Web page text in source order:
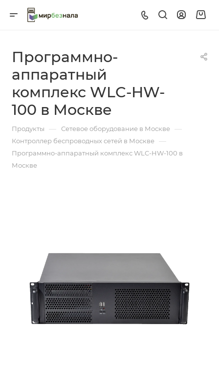
Программно-
аппаратный
комплекс WLC-HW-
100 в Москве
Продукты — Сетевое оборудование в Москве —
Контроллер беспроводных сетей в Москве —
Программно-аппаратный комплекс WLC-HW-100 в
Москве